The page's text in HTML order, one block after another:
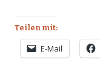
Teilen mit:
E-Mail